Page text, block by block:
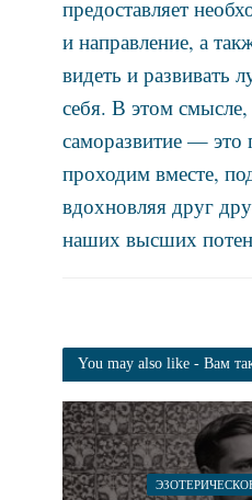
предоставляет
и направление, а
видеть и развивать
себя. В этом
саморазвитие —
проходим вместе,
вдохновляя друг
наших высших
You may also like - Вам